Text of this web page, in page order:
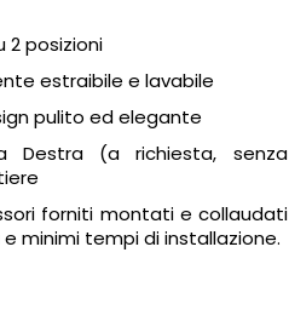
2 posizioni
estraibile e lavabile
pulito ed elegante
Destra (a richiesta, senza
forniti montati e collaudati
minimi tempi di installazione.